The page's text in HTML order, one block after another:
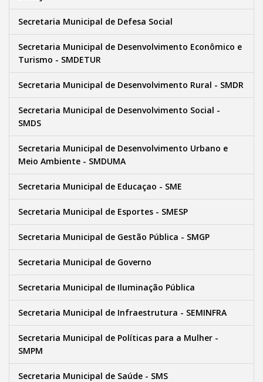
Secretaria Municipal de Defesa Social
Secretaria Municipal de Desenvolvimento Econômico e
Turismo - SMDETUR
Secretaria Municipal de Desenvolvimento Rural - SMDR
Secretaria Municipal de Desenvolvimento Social -
SMDS
Secretaria Municipal de Desenvolvimento Urbano e
Meio Ambiente - SMDUMA
Secretaria Municipal de Educaçao - SME
Secretaria Municipal de Esportes - SMESP
Secretaria Municipal de Gestão Pública - SMGP
Secretaria Municipal de Governo
Secretaria Municipal de Iluminação Pública
Secretaria Municipal de Infraestrutura - SEMINFRA
Secretaria Municipal de Políticas para a Mulher -
SMPM
Secretaria Municipal de Saúde - SMS